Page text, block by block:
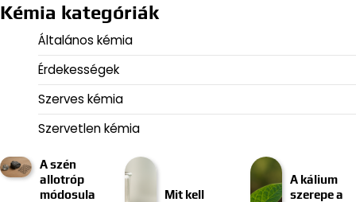
Kémia kategóriák
Általános kémia
Érdekességek
Szerves kémia
Szervetlen kémia
A szén
allotróp
módosula
Mit kell
A kálium
szerepe a